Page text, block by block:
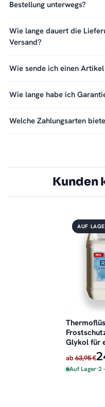
Bestellung unterwegs?
Wie lange dauert die
Versand?
Wie sende ich einen
Wie lange habe ich
Welche Zahlungsarten
Kunden
AUF
Glykol für
ab 63,95 €
Auf Lager·2